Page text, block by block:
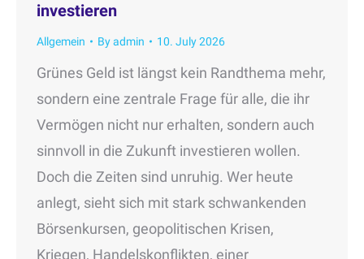
investieren
Allgemein Byadmin 10. July 2026
Grünes Geld ist längst kein Randthema mehr,
sondern eine zentrale Frage für alle, die ihr
Vermögen nicht nur erhalten, sondern auch
sinnvoll in die Zukunft investieren wollen.
Doch die Zeiten sind unruhig. Wer heute
anlegt, sieht sich mit stark schwankenden
Börsenkursen, geopolitischen Krisen,
Kriegen, Handelskonflikten, einer